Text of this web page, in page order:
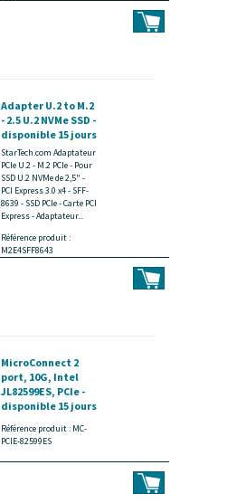
Adapter U.2 to M.2
- 2.5 U.2 NVMe SSD -
disponible 15 jours
StarTech.com Adaptateur
PCIe U.2 - M.2 PCIe - Pour
SSD U.2 NVMe de 2,5" -
PCI Express 3.0 x4 - SFF-
8639 - SSD PCIe - Carte PCI
Express - Adaptateur...
Référence produit :
M2E4SFF8643
MicroConnect 2
port, 10G, Intel
JL82599ES, PCIe -
disponible 15 jours
Référence produit : MC-
PCIE-82599ES